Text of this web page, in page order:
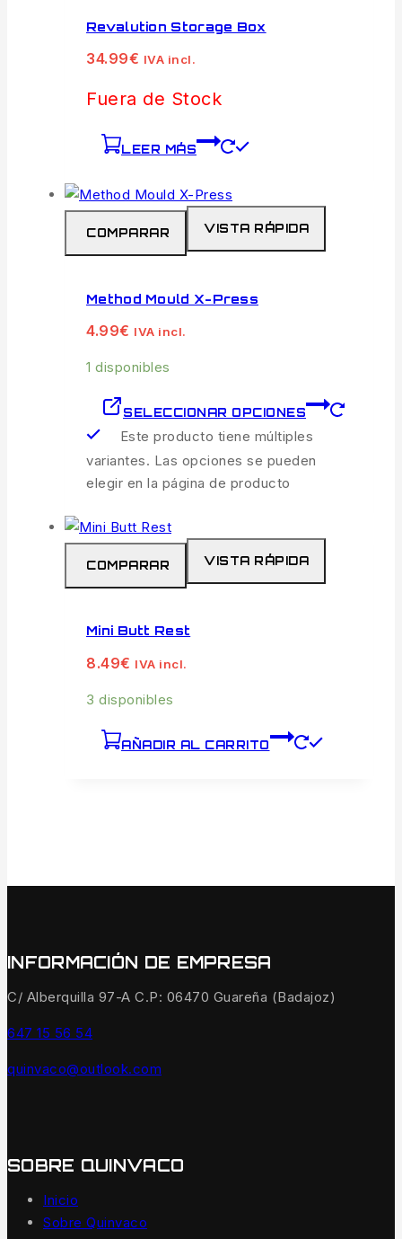
Revalution Storage Box
34.99€ IVA incl.
Fuera de Stock
LEER MÁS
COMPARAR VISTA RÁPIDA
Method Mould X-Press
4.99€ IVA incl.
1 disponibles
SELECCIONAR OPCIONES
Este producto tiene múltiples
variantes. Las opciones se pueden
elegir en la página de producto
COMPARAR VISTA RÁPIDA
Mini Butt Rest
8.49€ IVA incl.
3 disponibles
AÑADIR AL CARRITO
INFORMACIÓN DE EMPRESA
C/ Alberquilla 97-A C.P: 06470 Guareña (Badajoz)
647 15 56 54
quinvaco@outlook.com
SOBRE QUINVACO
Inicio
Sobre Quinvaco